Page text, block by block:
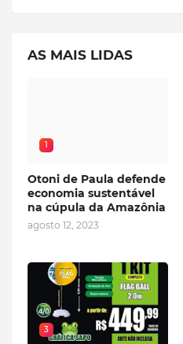
AS MAIS LIDAS
1
Otoni de Paula defende
economia sustentável
na cúpula da Amazônia
agosto 12, 2023
3